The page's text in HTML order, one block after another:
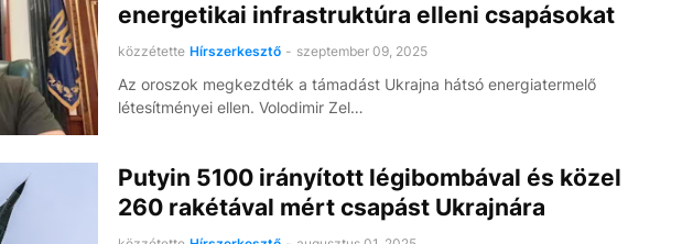
energetikai infrastruktúra elleni csapásokat
közzétette Hírszerkesztő - szeptember 09, 2025
Az oroszok megkezdték a támadást Ukrajna hátsó energiatermelő
létesítményei ellen. Volodimir Zel…
Putyin 5100 irányított légibombával és közel
260 rakétával mért csapást Ukrajnára